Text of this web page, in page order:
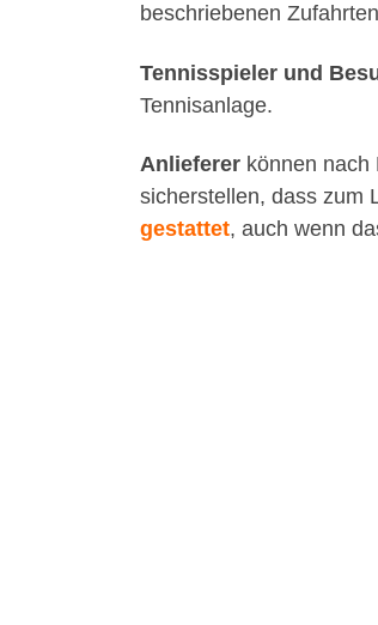
beschriebenen
Tennisspieler und
Tennisanlage.
Anlieferer können nach
sicherstellen, dass zum
gestattet, auch wenn